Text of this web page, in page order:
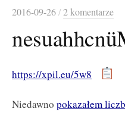
2016-09-26/2 komentarze
https://xpil.eu/5w8
Niedawno pokazałem